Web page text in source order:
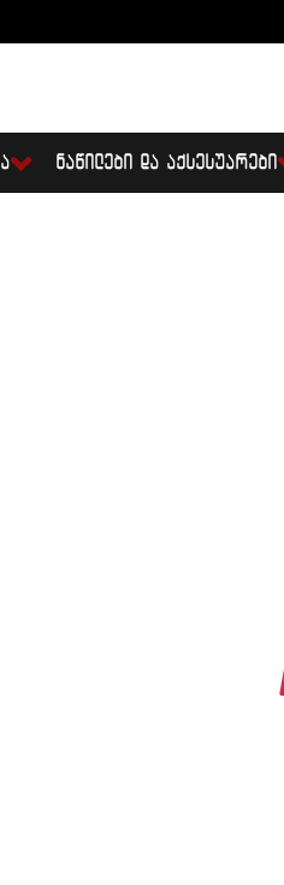
ᲜᲐᲬᲘᲚᲔᲑᲘ ᲓᲐ ᲐᲥᲡᲔᲡᲣᲐᲠᲔᲑᲘ